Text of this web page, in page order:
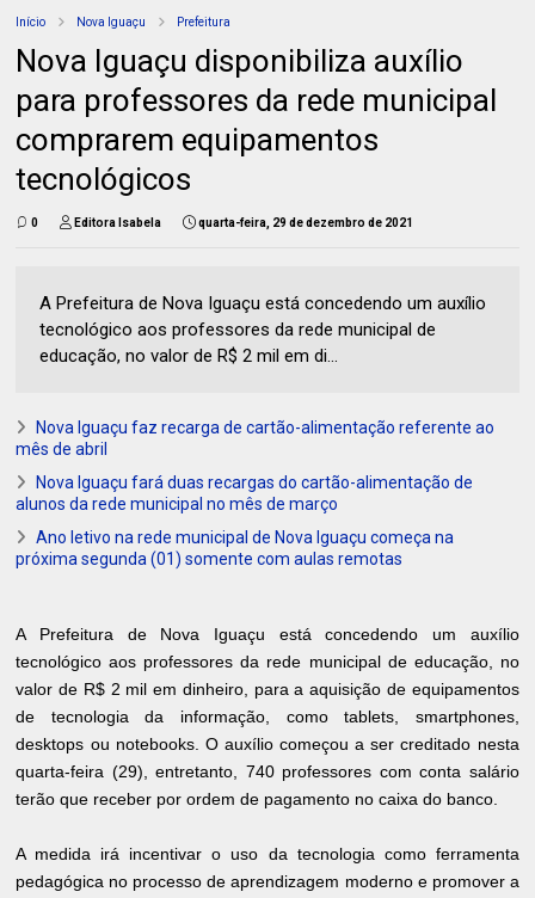
Início Nova Iguaçu Prefeitura
Nova Iguaçu disponibiliza auxílio
para professores da rede municipal
comprarem equipamentos
tecnológicos
0 Editora Isabela quarta-feira, 29 de dezembro de 2021
A Prefeitura de Nova Iguaçu está concedendo um auxílio
tecnológico aos professores da rede municipal de
educação, no valor de R$ 2 mil em di...
Nova Iguaçu faz recarga de cartão-alimentação referente ao
mês de abril
Nova Iguaçu fará duas recargas do cartão-alimentação de
alunos da rede municipal no mês de março
Ano letivo na rede municipal de Nova Iguaçu começa na
próxima segunda (01) somente com aulas remotas
A Prefeitura de Nova Iguaçu está concedendo um auxílio
tecnológico aos professores da rede municipal de educação, no
valor de R$ 2 mil em dinheiro, para a aquisição de equipamentos
de tecnologia da informação, como tablets, smartphones,
desktops ou notebooks. O auxílio começou a ser creditado nesta
quarta-feira (29), entretanto, 740 professores com conta salário
terão que receber por ordem de pagamento no caixa do banco.
A medida irá incentivar o uso da tecnologia como ferramenta
pedagógica no processo de aprendizagem moderno e promover a